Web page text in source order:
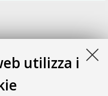
utilizza i